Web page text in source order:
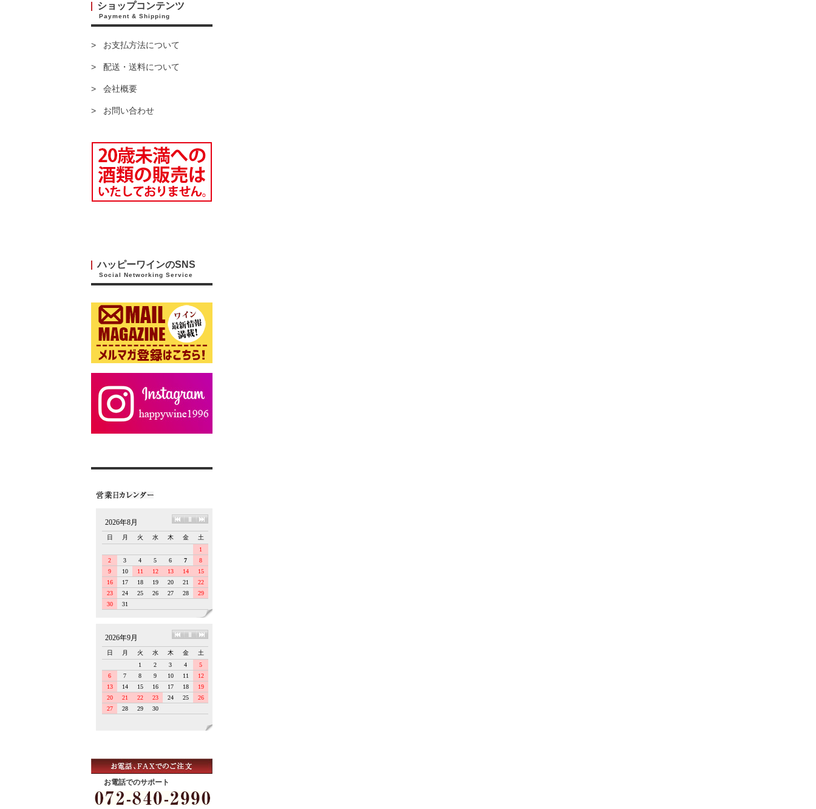
ショップコンテンツ
Payment & Shipping
お支払方法について
配送・送料について
会社概要
お問い合わせ
ハッピーワインのSNS
Social Networking Service
お電話でのサポート